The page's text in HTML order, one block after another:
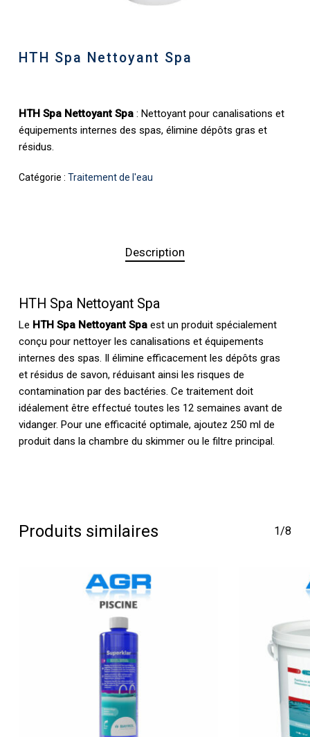
HTH Spa Nettoyant Spa
HTH Spa Nettoyant Spa: Nettoyant pour canalisations et
équipements internes des spas, élimine dépôts gras et
résidus.
Catégorie : Traitement de l'eau
Description
HTH Spa Nettoyant Spa
Le HTH Spa Nettoyant Spaest un produit spécialement
conçu pour nettoyer les canalisations et équipements
internes des spas. Il élimine efficacement les dépôts gras
et résidus de savon, réduisant ainsi les risques de
contamination par des bactéries. Ce traitement doit
idéalement être effectué toutes les 12 semaines avant de
vidanger. Pour une efficacité optimale, ajoutez 250 ml de
produit dans la chambre du skimmer ou le filtre principal.
Produits similaires 1/8